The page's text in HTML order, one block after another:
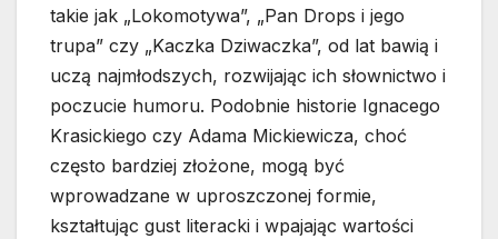
takie jak „Lokomotywa”, „Pan Drops i jego
trupa” czy „Kaczka Dziwaczka”, od lat bawią i
uczą najmłodszych, rozwijając ich słownictwo i
poczucie humoru. Podobnie historie Ignacego
Krasickiego czy Adama Mickiewicza, choć
często bardziej złożone, mogą być
wprowadzane w uproszczonej formie,
kształtując gust literacki i wpajając wartości